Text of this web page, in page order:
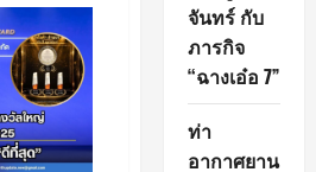
จันทร์ กับ
ภารกิจ
“ฉางเอ๋อ 7”
ท่า
อากาศยาน